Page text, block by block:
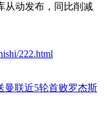
从动发布，同比削减
222.html
曼联近5轮首败罗杰斯